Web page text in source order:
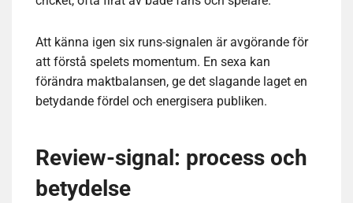
Att känna igen six runs-signalen är avgörande för
att förstå spelets momentum. En sexa kan
förändra maktbalansen, ge det slagande laget en
betydande fördel och energisera publiken.
Review-signal: process och
betydelse